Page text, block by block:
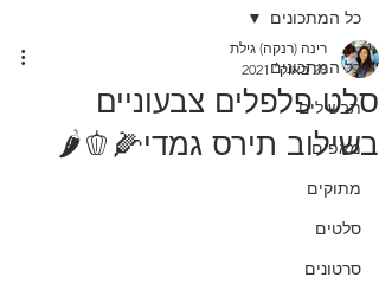
כל המתכונים
תבשילים
מאפים
מתוקים
סלטים
סרטונים
כל המתכונים
סלט פלפלים צבעוניים
בשילוב תירס גמדי🌽🫑🌶
רינה (רנקה) גילת
28 באוק׳ 2021